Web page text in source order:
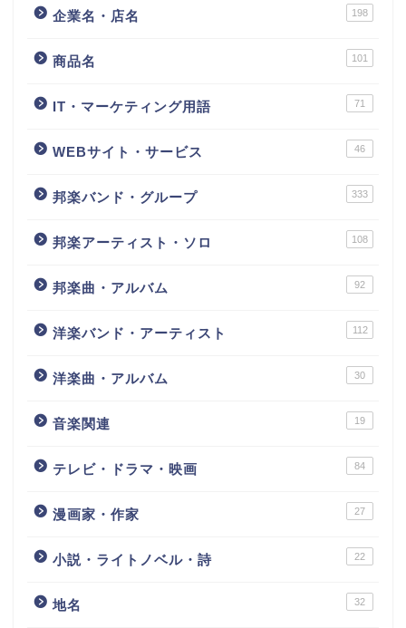
企業名・店名 198
商品名 101
IT・マーケティング用語 71
WEBサイト・サービス 46
邦楽バンド・グループ 333
邦楽アーティスト・ソロ 108
邦楽曲・アルバム 92
洋楽バンド・アーティスト 112
洋楽曲・アルバム 30
音楽関連 19
テレビ・ドラマ・映画 84
漫画家・作家 27
小説・ライトノベル・詩 22
地名 32